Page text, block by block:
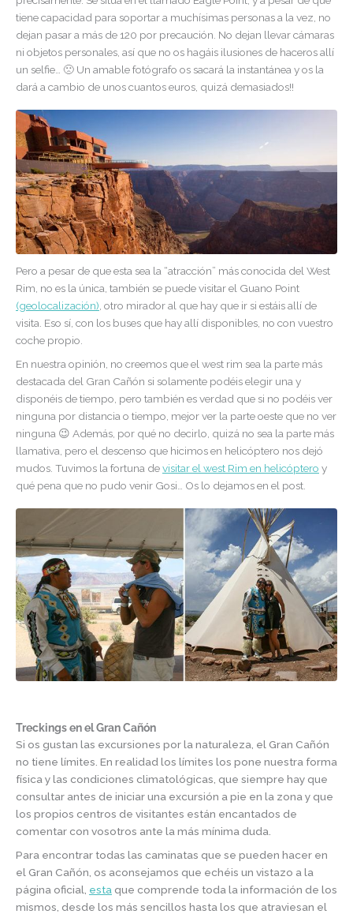
tiene capacidad para soportar a muchísimas personas a la vez, no
dejan pasar a más de 120 por precaución. No dejan llevar cámaras
ni objetos personales, así que no os hagáis ilusiones de haceros allí
un selfie… 🙁 Un amable fotógrafo os sacará la instantánea y os la
dará a cambio de unos cuantos euros, quizá demasiados!!
Pero a pesar de que esta sea la “atracción” más conocida del West
Rim, no es la única, también se puede visitar el Guano Point
(geolocalización) , otro mirador al que hay que ir si estáis allí de
visita. Eso sí, con los buses que hay allí disponibles, no con vuestro
coche propio.
En nuestra opinión, no creemos que el west rim sea la parte más
destacada del Gran Cañón si solamente podéis elegir una y
disponéis de tiempo, pero también es verdad que si no podéis ver
ninguna por distancia o tiempo, mejor ver la parte oeste que no ver
ninguna 😉 Además, por qué no decirlo, quizá no sea la parte más
llamativa, pero el descenso que hicimos en helicóptero nos dejó
mudos. Tuvimos la fortuna devisitar el west Rim en helicóptero y
qué pena que no pudo venir Gosi… Os lo dejamos en el post.
Treckings en el Gran Cañón
Si os gustan las excursiones por la naturaleza, el Gran Cañón
no tiene límites. En realidad los límites los pone nuestra forma
física y las condiciones climatológicas, que siempre hay que
consultar antes de iniciar una excursión a pie en la zona y que
los propios centros de visitantes están encantados de
comentar con vosotros ante la más mínima duda.
Para encontrar todas las caminatas que se pueden hacer en
el Gran Cañón, os aconsejamos que echéis un vistazo a la
página oficial, esta que comprende toda la información de los
mismos, desde los más sencillos hasta los que atraviesan el